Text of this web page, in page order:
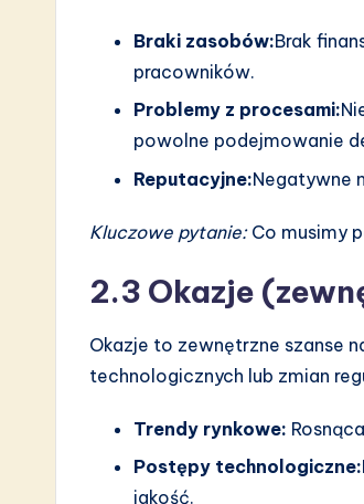
Braki zasobów:Brak
pracowników.
Problemy z procesami:
powolne podejmowanie
Reputacyjne:Negatywne
Kluczowe pytanie:Co musimy
2.3 Okazje
Okazje to zewnętrzne szanse
technologicznych lub zmian
Trendy rynkowe:
Postępy technologiczne:
jakość.